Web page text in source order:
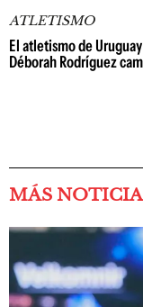
ATLETISMO
El atletismo de
Déborah Rodríguez
MÁS